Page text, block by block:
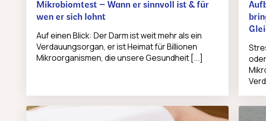
Mikrobiomtest – Wann er sinnvoll ist & für
wen er sich lohnt
Auf einen Blick: Der Darm ist weit mehr als ein
Verdauungsorgan, er ist Heimat für Billionen
Mikroorganismen, die unsere Gesundheit [...]